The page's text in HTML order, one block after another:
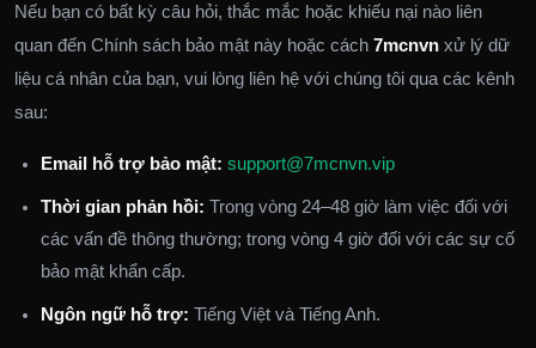
Nếu bạn có bất kỳ câu hỏi, thắc mắc hoặc khiếu nại nào liên
quan đến Chính sách bảo mật này hoặc cách 7mcnvn xử lý dữ
liệu cá nhân của bạn, vui lòng liên hệ với chúng tôi qua các kênh
sau:
Email hỗ trợ bảo mật: support@7mcnvn.vip
Thời gian phản hồi: Trong vòng 24–48 giờ làm việc đối với
các vấn đề thông thường; trong vòng 4 giờ đối với các sự cố
bảo mật khẩn cấp.
Ngôn ngữ hỗ trợ: Tiếng Việt và Tiếng Anh.